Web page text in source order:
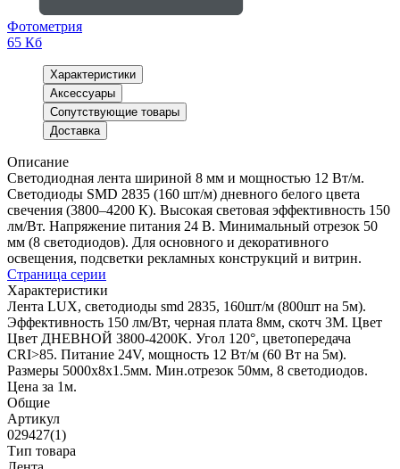
Фотометрия
65 Кб
Характеристики
Аксессуары
Сопутствующие товары
Доставка
Описание
Светодиодная лента шириной 8 мм и мощностью 12 Вт/м.
Светодиоды SMD 2835 (160 шт/м) дневного белого цвета
свечения (3800–4200 К). Высокая световая эффективность 150
лм/Вт. Напряжение питания 24 В. Минимальный отрезок 50
мм (8 светодиодов). Для основного и декоративного
освещения, подсветки рекламных конструкций и витрин.
Страница серии
Характеристики
Лента LUX, светодиоды smd 2835, 160шт/м (800шт на 5м).
Эффективность 150 лм/Вт, черная плата 8мм, скотч 3М. Цвет
Цвет ДНЕВНОЙ 3800-4200K. Угол 120°, цветопередача
CRI>85. Питание 24V, мощность 12 Вт/м (60 Вт на 5м).
Размеры 5000х8х1.5мм. Мин.отрезок 50мм, 8 светодиодов.
Цена за 1м.
Общие
Артикул
029427(1)
Тип товара